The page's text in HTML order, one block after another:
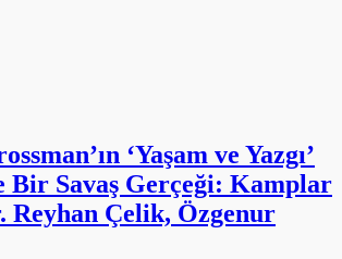
‘Yaşam ve Yazgı’
Bir Savaş Gerçeği: Kamplar
Reyhan Çelik, Özgenur